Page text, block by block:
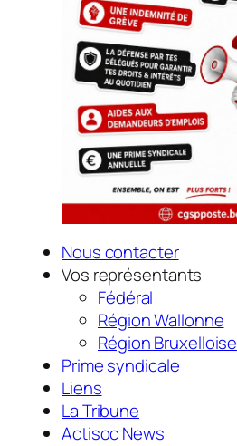
Nous contacter
Vos représentants
Fédéral
Région Wallonne
Région Bruxelloise
Prime syndicale
Liens
La Tribune
Actisoc News